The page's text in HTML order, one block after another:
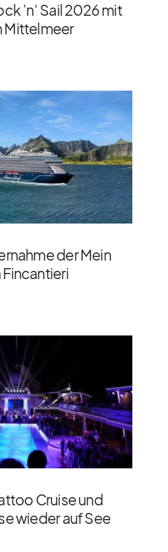
’n‘ Sail 2026 mit
Mittelmeer
der Mein
Cruise und
wieder auf See